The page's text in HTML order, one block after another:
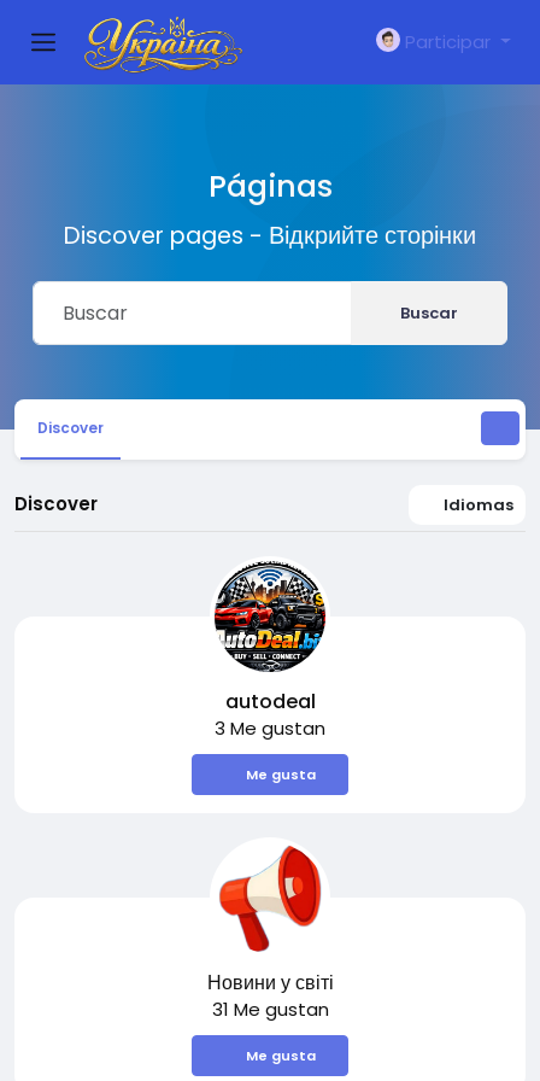
Participar
Páginas
Discover pages - Відкрийте сторінки
Buscar
Discover
Discover Idiomas
autodeal
3 Me gustan
Me gusta
Новини у світі
31 Me gustan
Me gusta